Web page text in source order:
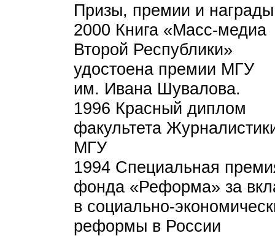
Призы, премии и награды
2000 Книга «Масс-медиа
Второй Республики»
удостоена премии МГУ
им. Ивана Шувалова.
1996 Красный диплом
факультета
МГУ
1994 Специальная
фонда «Реформа» за
в социально-
реформы в России